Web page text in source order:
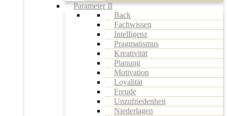
Parameter II
Back
Fachwissen
Intelligenz
Pragmatismus
Kreativität
Planung
Motivation
Loyalität
Freude
Unzufriedenheit
Niederlagen